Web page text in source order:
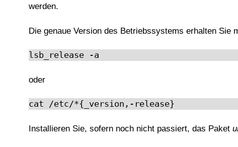
werden.
Die genaue Version des Betriebssystems erhalten Sie
lsb_release -a
oder
cat /etc/*{_version,-release}
Installieren Sie, sofern noch nicht passiert, das Paket